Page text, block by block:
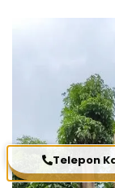
Telepon